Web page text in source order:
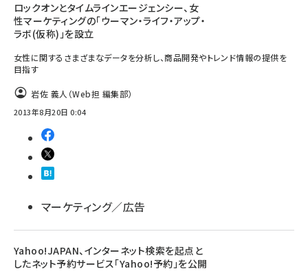
ロックオンとタイムラインエージェンシー、女
性マーケティングの「ウーマン・ライフ・アップ・
ラボ(仮称)」を設立
女性に関するさまざまなデータを分析し、商品開発やトレンド情報の提供を
目指す
岩佐 義人（Web担 編集部）
2013年8月20日 0:04
マーケティング／広告
Yahoo!JAPAN、インターネット検索を起点と
したネット予約サービス「Yahoo!予約」を公開